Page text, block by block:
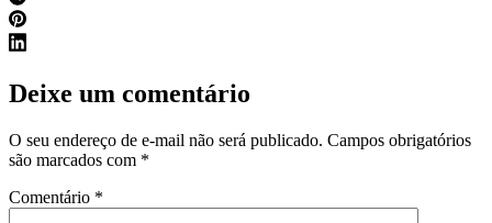
Deixe um comentário
O seu endereço de e-mail não será publicado. Campos obrigatórios
são marcados com *
Comentário *